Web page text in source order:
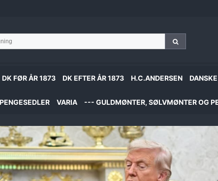
DK FØR ÅR 1873 DK EFTER ÅR 1873 H.C.ANDERSEN
PENGESEDLER VARIA --- GULDMØNTER, SØLVMØNTER OG